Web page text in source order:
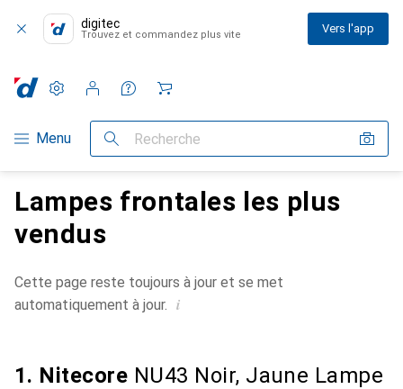
digitec
Trouvez et commandez plus vite Vers l'app
Navigation par catégorie
Menu Recherche
Paramètres
Compte client
Listes de comparaison
Listes d'envies
Panier
Lampes frontales les plus
vendus
Cette page reste toujours à jour et se met
automatiquement à jour. i
1. Nitecore NU43 Noir, Jaune Lampe